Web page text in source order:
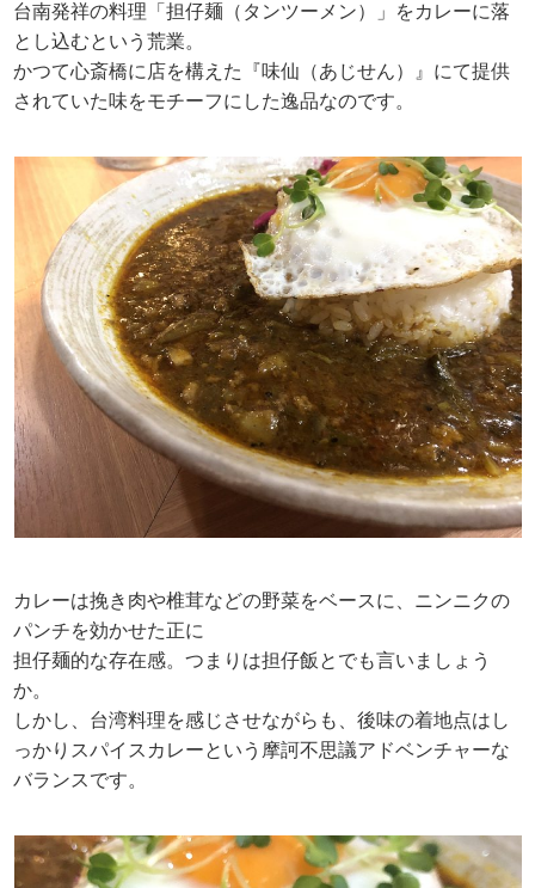
台南発祥の料理「担仔麺（タンツーメン）」をカレーに落
とし込むという荒業。
かつて心斎橋に店を構えた『味仙（あじせん）』にて提供
されていた味をモチーフにした逸品なのです。
カレーは挽き肉や椎茸などの野菜をベースに、ニンニクの
パンチを効かせた正に
担仔麺的な存在感。つまりは担仔飯とでも言いましょう
か。
しかし、台湾料理を感じさせながらも、後味の着地点はし
っかりスパイスカレーという摩訶不思議アドベンチャーな
バランスです。